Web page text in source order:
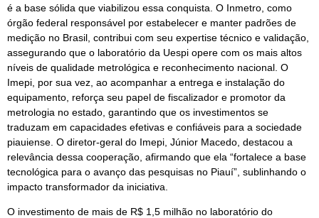
é a base sólida que viabilizou essa conquista. O Inmetro, como
órgão federal responsável por estabelecer e manter padrões de
medição no Brasil, contribui com seu expertise técnico e validação,
assegurando que o laboratório da Uespi opere com os mais altos
níveis de qualidade metrológica e reconhecimento nacional. O
Imepi, por sua vez, ao acompanhar a entrega e instalação do
equipamento, reforça seu papel de fiscalizador e promotor da
metrologia no estado, garantindo que os investimentos se
traduzam em capacidades efetivas e confiáveis para a sociedade
piauiense. O diretor-geral do Imepi, Júnior Macedo, destacou a
relevância dessa cooperação, afirmando que ela “fortalece a base
tecnológica para o avanço das pesquisas no Piauí”, sublinhando o
impacto transformador da iniciativa.
O investimento de mais de R$ 1,5 milhão no laboratório do